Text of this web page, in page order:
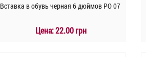
Вставка в обувь черная 6 дюймов PO 07
Цена:22.00 грн